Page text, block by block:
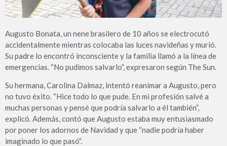
Augusto Bonata, un nene brasilero de 10 años se electrocutó
accidentalmente mientras colocaba las luces navideñas y murió.
Su padre lo encontró inconsciente y la familia llamó a la línea de
emergencias. “No pudimos salvarlo”, expresaron según The Sun.
Su hermana, Carolina Dalmaz, intentó reanimar a Augusto, pero
no tuvo éxito. “Hice todo lo que pude. En mi profesión salvé a
muchas personas y pensé que podría salvarlo a él también”,
explicó. Además, contó que Augusto estaba muy entusiasmado
por poner los adornos de Navidad y que “nadie podría haber
imaginado lo que pasó”.